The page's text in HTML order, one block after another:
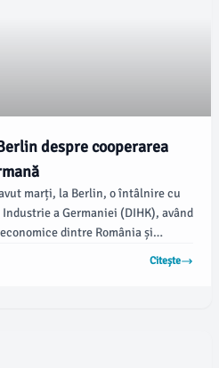
despre cooperarea
marți, la Berlin, o întâlnire cu
a Germaniei (DIHK), având
dintre România și
poziția Germaniei ca cel mai
României și principal investitor
Citește